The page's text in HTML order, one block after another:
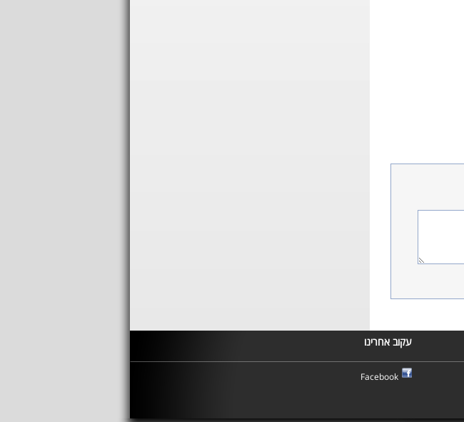
עקוב אחרינו
Facebook